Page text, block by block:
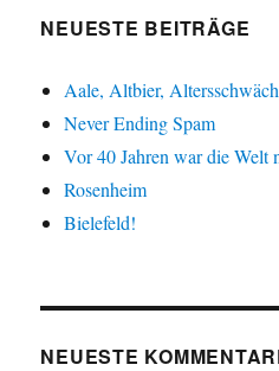
NEUESTE BEITRÄGE
Aale, Altbier,
Never Ending Spam
Vor 40 Jahren war die
Rosenheim
Bielefeld!
NEUESTE